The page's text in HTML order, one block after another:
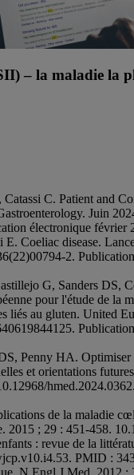
– la maladie la
C. Patient and
Juin
électronique
Coeliac disease.
2.
G, Sanders DS,
pour l'étude de la
liés au gluten. United
Penny HA. Optimiser
et orientations
de la maladie
2015 ; 29 : 451-458.
: revue de la
PMID :
N Engl J Med. 2012 ;